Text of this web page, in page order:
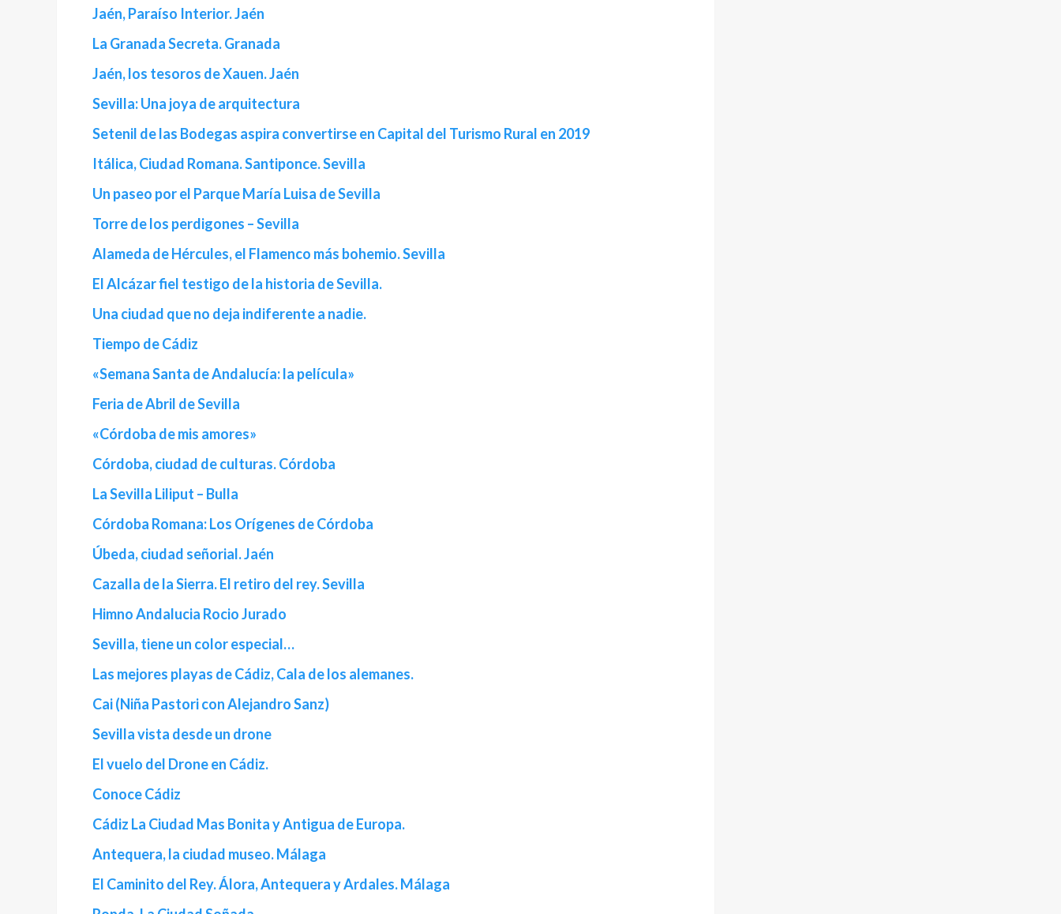
Jaén, Paraíso Interior. Jaén
La Granada Secreta. Granada
Jaén, los tesoros de Xauen. Jaén
Sevilla: Una joya de arquitectura
Setenil de las Bodegas aspira convertirse en Capital del Turismo Rural en 2019
Itálica, Ciudad Romana. Santiponce. Sevilla
Un paseo por el Parque María Luisa de Sevilla
Torre de los perdigones – Sevilla
Alameda de Hércules, el Flamenco más bohemio. Sevilla
El Alcázar fiel testigo de la historia de Sevilla.
Una ciudad que no deja indiferente a nadie.
Tiempo de Cádiz
«Semana Santa de Andalucía: la película»
Feria de Abril de Sevilla
«Córdoba de mis amores»
Córdoba, ciudad de culturas. Córdoba
La Sevilla Liliput – Bulla
Córdoba Romana: Los Orígenes de Córdoba
Úbeda, ciudad señorial. Jaén
Cazalla de la Sierra. El retiro del rey. Sevilla
Himno Andalucia Rocio Jurado
Sevilla, tiene un color especial…
Las mejores playas de Cádiz, Cala de los alemanes.
Cai (Niña Pastori con Alejandro Sanz)
Sevilla vista desde un drone
El vuelo del Drone en Cádiz.
Conoce Cádiz
Cádiz La Ciudad Mas Bonita y Antigua de Europa.
Antequera, la ciudad museo. Málaga
El Caminito del Rey. Álora, Antequera y Ardales. Málaga